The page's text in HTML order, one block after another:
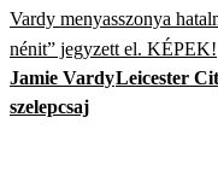
Vardy menyasszonya
nénit” jegyzett el. KÉPEK!
Jamie VardyLeicester
szelepcsaj